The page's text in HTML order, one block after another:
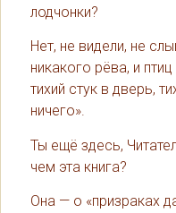
лодчонки?
Нет, не видели, не
никакого рёва, и
тихий стук в дверь,
ничего».
Ты ещё здесь,
чем эта книга?
Она — о «призраках